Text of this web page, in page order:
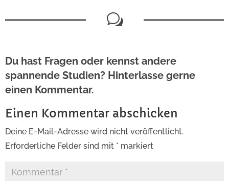
w
Du hast Fragen oder kennst andere
spannende Studien? Hinterlasse gerne
einen Kommentar.
Einen Kommentar abschicken
Deine E-Mail-Adresse wird nicht veröffentlicht.
Erforderliche Felder sind mit * markiert